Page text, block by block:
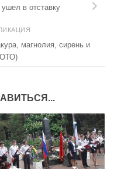
в отставку
магнолия, сирень и